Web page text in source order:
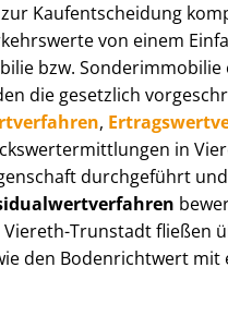
Kauf­ent­schei­dung
von einem
bzw.
die gesetzlich
,
in
durchgeführt
Viereth-Trunstadt fließen
den Bodenrichtwert mit